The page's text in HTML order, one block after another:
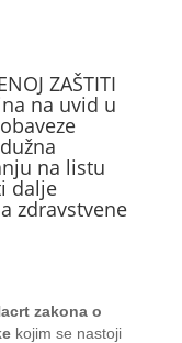
ZAŠTITI
na uvid u
na listu
dalje
zdravstvene
zakona o
kojim se nastoji